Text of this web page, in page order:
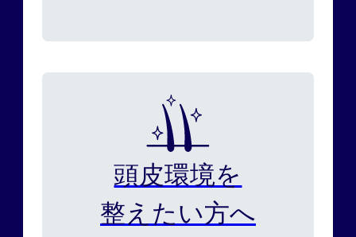
頭皮環境を
整えたい方へ